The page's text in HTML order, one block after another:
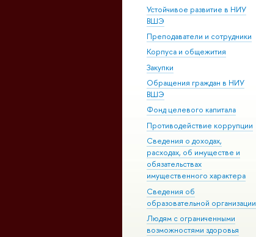
Устойчивое развитие в НИУ
ВШЭ
Преподаватели и сотрудники
Корпуса и общежития
Закупки
Обращения граждан в НИУ
ВШЭ
Фонд целевого капитала
Противодействие коррупции
Сведения о доходах,
расходах, об имуществе и
обязательствах
имущественного характера
Сведения об
образовательной организации
Людям с ограниченными
возможностями здоровья